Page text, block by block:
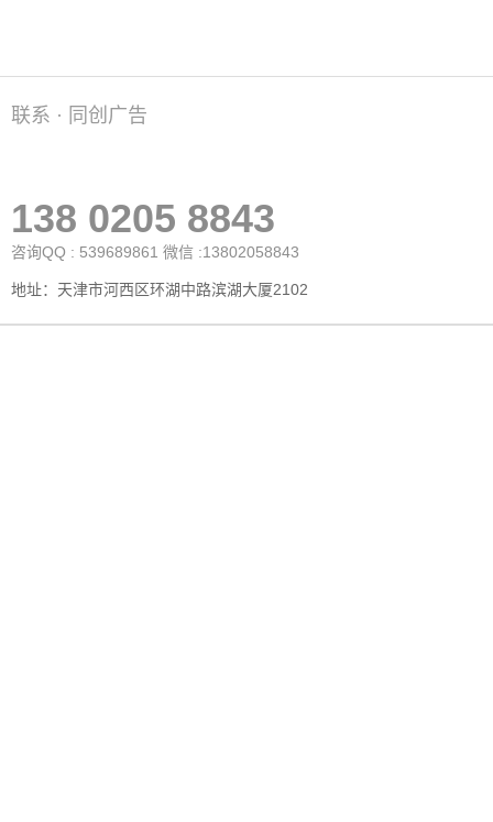
联系 · 同创广告
138 0205 8843
咨询QQ : 539689861 微信 :13802058843
地址：天津市河西区环湖中路滨湖大厦2102